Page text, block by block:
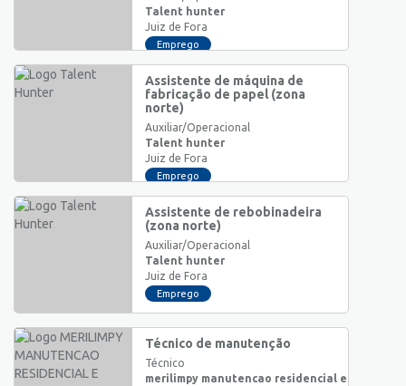
Talent hunter
Juiz de Fora
Emprego
Assistente de máquina de
fabricação de papel (zona
norte)
Auxiliar/Operacional
Talent hunter
Juiz de Fora
Emprego
Assistente de rebobinadeira
(zona norte)
Auxiliar/Operacional
Talent hunter
Juiz de Fora
Emprego
Técnico de manutenção
Técnico
merilimpy manutencao residencial e